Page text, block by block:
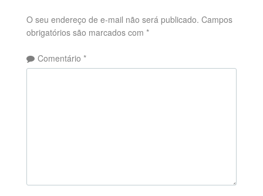
O seu endereço de e-mail não será publicado. Campos
obrigatórios são marcados com *
Comentário *